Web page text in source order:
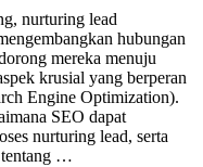
nurturing lead
hubungan
mereka menuju
krusial yang berperan
Engine Optimization).
SEO dapat
nurturing lead, serta
tentang …